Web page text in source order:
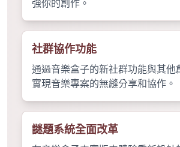
強你的創作。
社群協作功能
通過音樂盒子的新社群功能與其他
實現音樂專案的無縫分享和協作。
謎題系統全面改革